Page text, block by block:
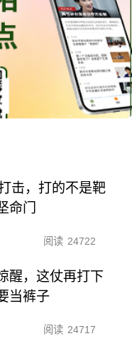
击，打的不是靶
命门
阅读 24722
醒，这仗再打下
当裤子
阅读 24717